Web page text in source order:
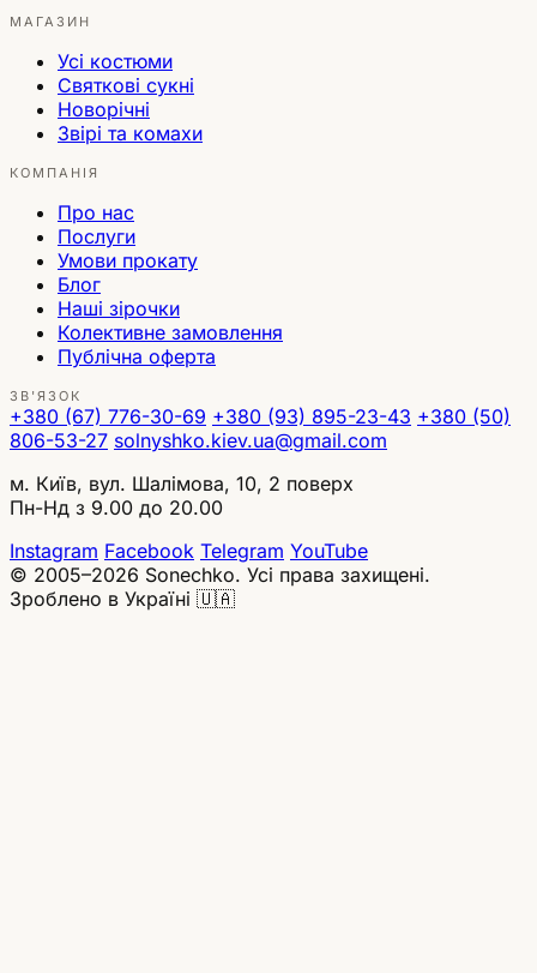
МАГАЗИН
Усі костюми
Святкові сукні
Новорічні
Звірі та комахи
КОМПАНІЯ
Про нас
Послуги
Умови прокату
Блог
Наші зірочки
Колективне замовлення
Публічна оферта
ЗВ'ЯЗОК
+380 (67) 776-30-69 +380 (93) 895-23-43 +380 (50)
806-53-27 solnyshko.kiev.ua@gmail.com
м. Київ, вул. Шалімова, 10, 2 поверх
Пн-Нд з 9.00 до 20.00
Instagram Facebook Telegram YouTube
© 2005–2026 Sonechko. Усі права захищені.
Зроблено в Україні 🇺🇦